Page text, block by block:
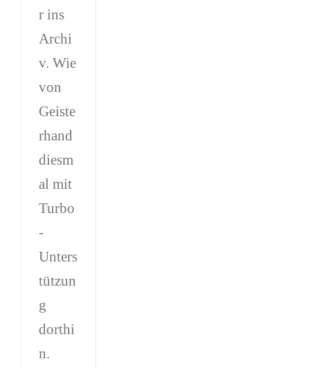
r ins
Archi
v. Wie
von
Geiste
rhand
diesm
al mit
Turbo
-
Unters
tützun
g
dorthi
n.